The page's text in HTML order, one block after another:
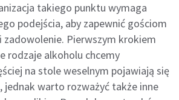
takiego punktu wymaga
podejścia, aby zapewnić gościom
Pierwszym krokiem
rodzaje alkoholu chcemy
na stole weselnym pojawiają się
jednak warto rozważyć także inne